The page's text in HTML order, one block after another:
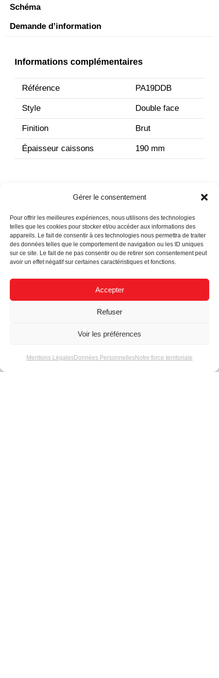
Gérer le consentement
Pour offrir les meilleures expériences, nous utilisons des technologies
telles que les cookies pour stocker et/ou accéder aux informations des
appareils. Le fait de consentir à ces technologies nous permettra de traiter
des données telles que le comportement de navigation ou les ID uniques
sur ce site. Le fait de ne pas consentir ou de retirer son consentement peut
avoir un effet négatif sur certaines caractéristiques et fonctions.
Accepter
Refuser
Voir les préférences
Mentions LégalesDonnées PersonnellesNotre force territoriale
Schéma
Demande d’information
Informations complémentaires
Référence PA19DDB
Style Double face
Finition Brut
Épaisseur caissons 190 mm
Actualités
Câblage grande
enseigne LED :
Des câbles pour tous